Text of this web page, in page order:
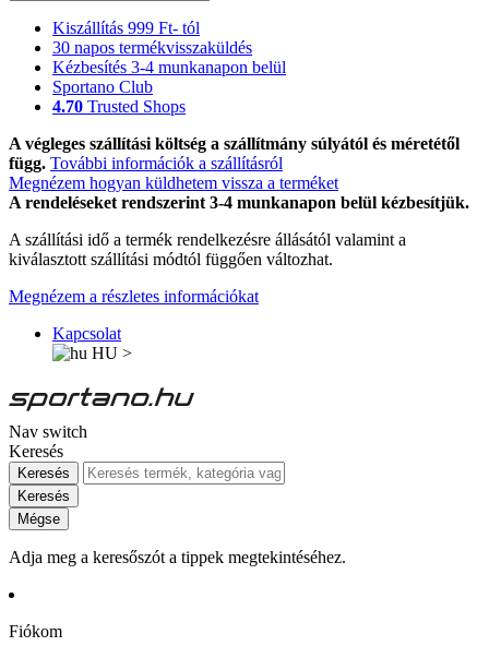
Kiszállítás 999 Ft- tól
30 napos termékvisszaküldés
Kézbesítés 3-4 munkanapon belül
Sportano Club
4.70 Trusted Shops
A végleges szállítási költség a szállítmány súlyától és méretétől
függ. További információk a szállításról
Megnézem hogyan küldhetem vissza a terméket
A rendeléseket rendszerint 3-4 munkanapon belül kézbesítjük.
A szállítási idő a termék rendelkezésre állásától valamint a
kiválasztott szállítási módtól függően változhat.
Megnézem a részletes információkat
Kapcsolat
HU >
Nav switch
Keresés
Keresés
Keresés
Mégse
Adja meg a keresőszót a tippek megtekintéséhez.
Fiókom